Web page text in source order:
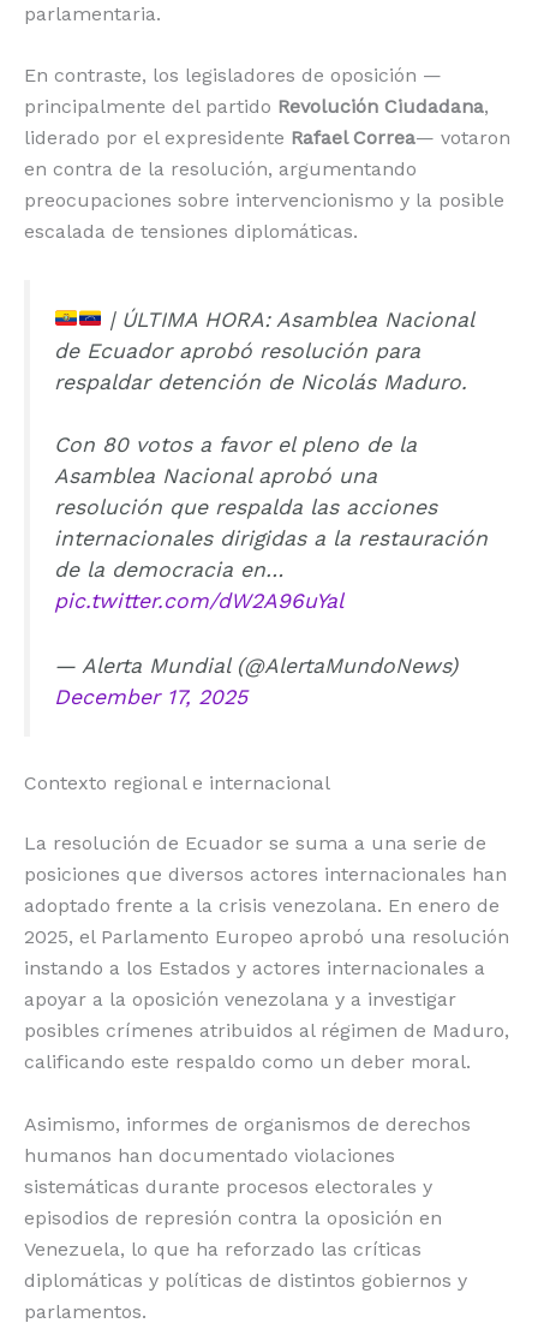
parlamentaria.
En contraste, los legisladores de oposición —
principalmente del partido Revolución Ciudadana,
liderado por el expresidente Rafael Correa— votaron
en contra de la resolución, argumentando
preocupaciones sobre intervencionismo y la posible
escalada de tensiones diplomáticas.
| ÚLTIMA HORA: Asamblea Nacional
de Ecuador aprobó resolución para
respaldar detención de Nicolás Maduro.
Con 80 votos a favor el pleno de la
Asamblea Nacional aprobó una
resolución que respalda las acciones
internacionales dirigidas a la restauración
de la democracia en…
pic.twitter.com/dW2A96uYal
— Alerta Mundial (@AlertaMundoNews)
December 17, 2025
Contexto regional e internacional
La resolución de Ecuador se suma a una serie de
posiciones que diversos actores internacionales han
adoptado frente a la crisis venezolana. En enero de
2025, el Parlamento Europeo aprobó una resolución
instando a los Estados y actores internacionales a
apoyar a la oposición venezolana y a investigar
posibles crímenes atribuidos al régimen de Maduro,
calificando este respaldo como un deber moral.
Asimismo, informes de organismos de derechos
humanos han documentado violaciones
sistemáticas durante procesos electorales y
episodios de represión contra la oposición en
Venezuela, lo que ha reforzado las críticas
diplomáticas y políticas de distintos gobiernos y
parlamentos.